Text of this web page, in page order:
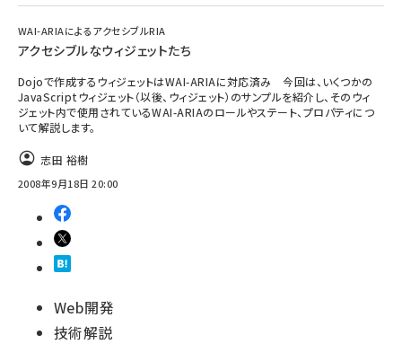
WAI-ARIAによるアクセシブルRIA
アクセシブルなウィジェットたち
Dojoで作成するウィジェットはWAI-ARIAに対応済み 今回は、いくつかの
JavaScriptウィジェット（以後、ウィジェット）のサンプルを紹介し、そのウィ
ジェット内で使用されているWAI-ARIAのロールやステート、プロパティにつ
いて解説します。
志田 裕樹
2008年9月18日 20:00
Web開発
技術解説